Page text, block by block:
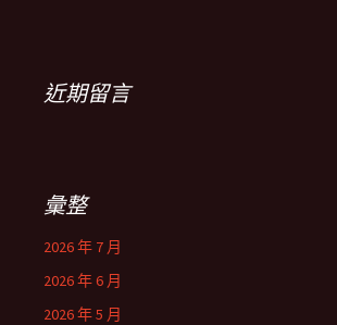
近期留言
彙整
2026 年 7 月
2026 年 6 月
2026 年 5 月